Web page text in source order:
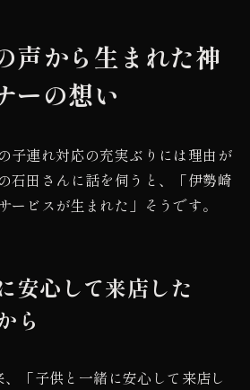
声から生まれた神
ーの想い
子連れ対応の充実ぶりには理由が
石田さんに話を伺うと、「伊勢崎
ービスが生まれた」そうです。
安心して来店した
ら
「子供と一緒に安心して来店し